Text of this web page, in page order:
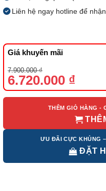
Liên hệ ngay hotline để
Giá khuyến mãi
7.900.000₫
Giá
gốc
là:
7.900.000 ₫.
6.720.000 ₫
Giá
hiện
tại
là:
THÊM GIỎ HÀNG -
ƯU ĐÃI CỰC KHỦNG
ĐẶT